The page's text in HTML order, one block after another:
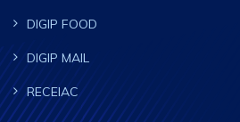
DIGIP FOOD
DIGIP MAIL
RECEIAC